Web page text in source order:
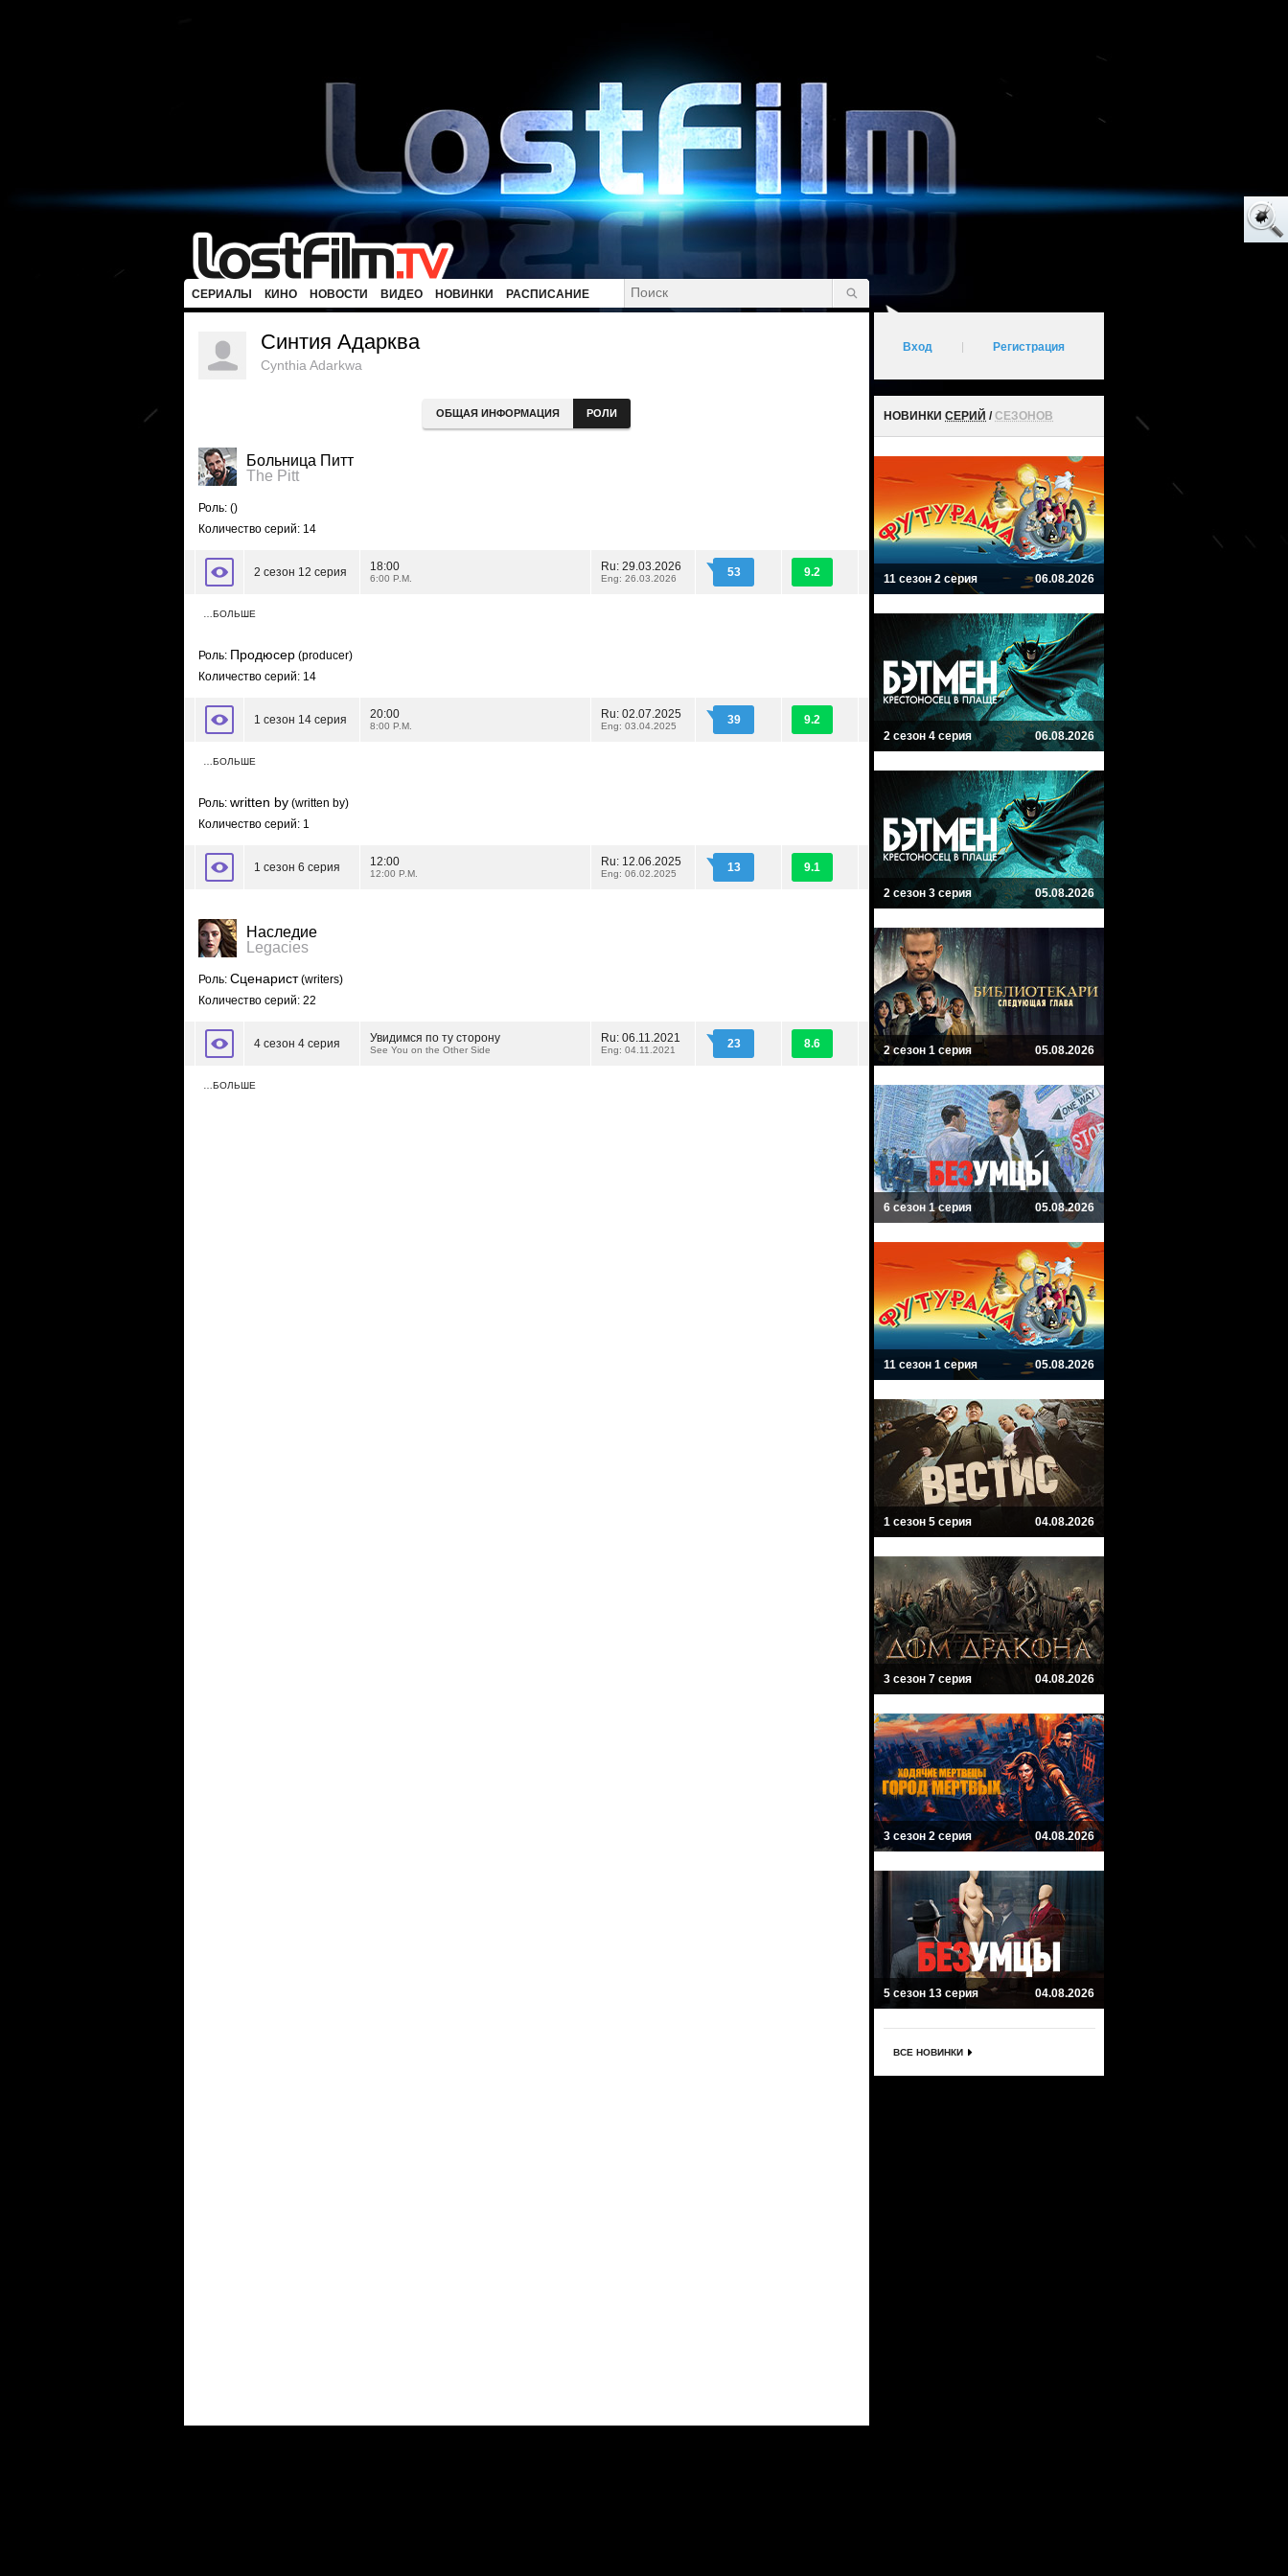
СЕРИАЛЫ КИНО НОВОСТИ ВИДЕО НОВИНКИ РАСПИСАНИЕ
Синтия Адарква
Cynthia Adarkwa
ОБЩАЯ ИНФОРМАЦИЯ РОЛИ
Больница Питт
The Pitt
Роль: ()
Количество серий: 14
2 сезон 12 серия 18:00
6:00 P.M.
Ru: 29.03.2026
Eng: 26.03.2026 53 9.2
…БОЛЬШЕ
Роль: Продюсер (producer)
Количество серий: 14
1 сезон 14 серия 20:00
8:00 P.M.
Ru: 02.07.2025
Eng: 03.04.2025 39 9.2
…БОЛЬШЕ
Роль: written by (written by)
Количество серий: 1
1 сезон 6 серия 12:00
12:00 P.M.
Ru: 12.06.2025
Eng: 06.02.2025 13 9.1
Наследие
Legacies
Роль: Сценарист(writers)
Количество серий: 22
4 сезон 4 серия Увидимся по ту сторону
See You on the Other Side
Ru: 06.11.2021
Eng: 04.11.2021 23 8.6
…БОЛЬШЕ
Вход Регистрация
НОВИНКИ СЕРИЙ /СЕЗОНОВ
11 сезон 2 серия 06.08.2026
2 сезон 4 серия 06.08.2026
2 сезон 3 серия 05.08.2026
2 сезон 1 серия 05.08.2026
6 сезон 1 серия 05.08.2026
11 сезон 1 серия 05.08.2026
1 сезон 5 серия 04.08.2026
3 сезон 7 серия 04.08.2026
3 сезон 2 серия 04.08.2026
5 сезон 13 серия 04.08.2026
ВСЕ НОВИНКИ